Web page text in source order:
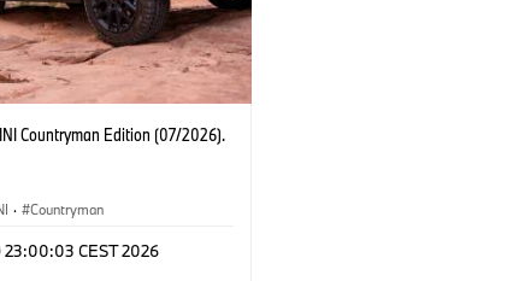
Countryman Edition (07/2026).
· Countryman
23:00:03 CEST 2026